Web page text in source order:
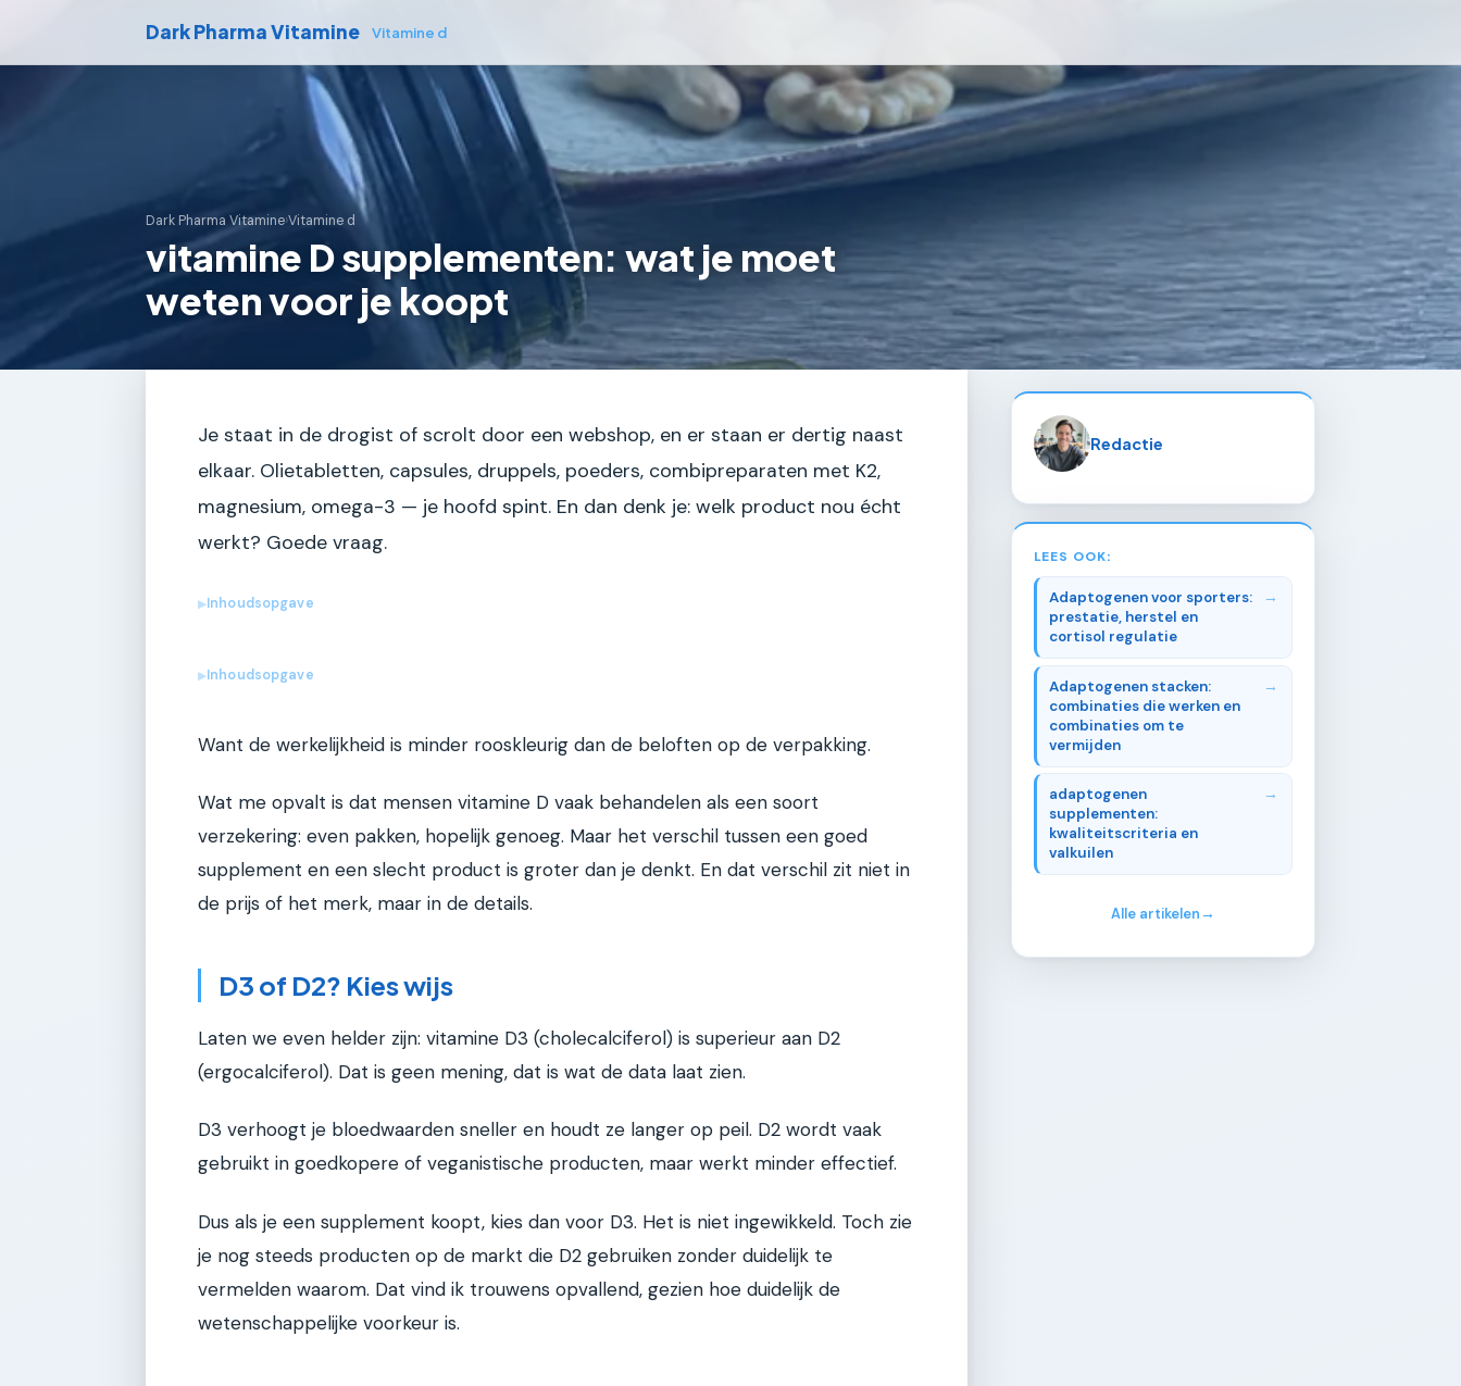
Dark Pharma Vitamine Vitamine d
Dark Pharma Vitamine›Vitamine d
vitamine D supplementen: wat je moet
weten voor je koopt
Je staat in de drogist of scrolt door een webshop, en er staan er dertig naast
elkaar. Olietabletten, capsules, druppels, poeders, combipreparaten met K2,
magnesium, omega-3 — je hoofd spint. En dan denk je: welk product nou écht
werkt? Goede vraag.
▶Inhoudsopgave
▶Inhoudsopgave
Want de werkelijkheid is minder rooskleurig dan de beloften op de verpakking.
Wat me opvalt is dat mensen vitamine D vaak behandelen als een soort
verzekering: even pakken, hopelijk genoeg. Maar het verschil tussen een goed
supplement en een slecht product is groter dan je denkt. En dat verschil zit niet in
de prijs of het merk, maar in de details.
D3 of D2? Kies wijs
Laten we even helder zijn: vitamine D3 (cholecalciferol) is superieur aan D2
(ergocalciferol). Dat is geen mening, dat is wat de data laat zien.
D3 verhoogt je bloedwaarden sneller en houdt ze langer op peil. D2 wordt vaak
gebruikt in goedkopere of veganistische producten, maar werkt minder effectief.
Dus als je een supplement koopt, kies dan voor D3. Het is niet ingewikkeld. Toch zie
je nog steeds producten op de markt die D2 gebruiken zonder duidelijk te
vermelden waarom. Dat vind ik trouwens opvallend, gezien hoe duidelijk de
wetenschappelijke voorkeur is.
Redactie
LEES OOK:
Adaptogenen voor sporters:
prestatie, herstel en
cortisol regulatie
Adaptogenen stacken:
combinaties die werken en
combinaties om te
vermijden
adaptogenen
supplementen:
kwaliteitscriteria en
valkuilen
Alle artikelen